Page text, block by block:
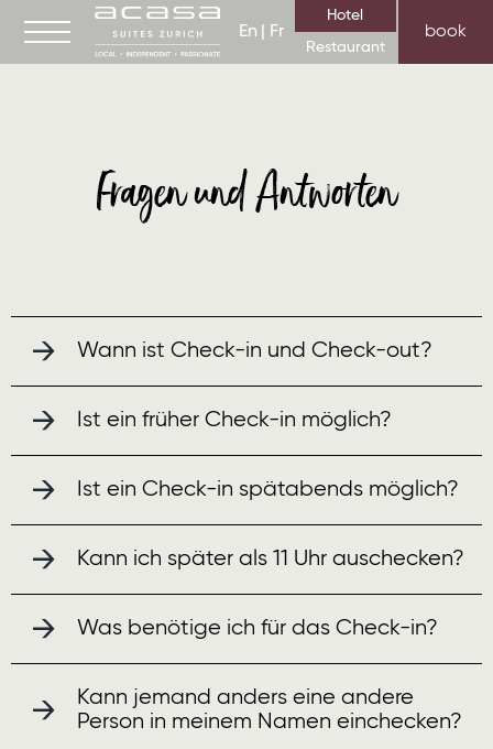
Business Apartments
Fitness/Spa
Galerie
Corporate Social Responsibility
FAQ
News
Kontakt
En Fr
Hotel
Restaurant
book
Fragen und Antworten
Wann ist Check-in und Check-out?
Ist ein früher Check-in möglich?
Ist ein Check-in spätabends möglich?
Kann ich später als 11 Uhr auschecken?
Was benötige ich für das Check-in?
Kann jemand anders eine andere
Person in meinem Namen einchecken?